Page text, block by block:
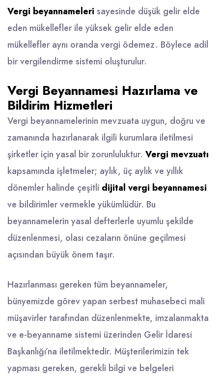
Vergi beyannameleri sayesinde düşük gelir elde
eden mükellefler ile yüksek gelir elde eden
mükellefler aynı oranda vergi ödemez. Böylece adil
bir vergilendirme sistemi oluşturulur.
Vergi Beyannamesi Hazırlama ve
Bildirim Hizmetleri
Vergi beyannamelerinin mevzuata uygun, doğru ve
zamanında hazırlanarak ilgili kurumlara iletilmesi
şirketler için yasal bir zorunluluktur. Vergi mevzuatı
kapsamında işletmeler; aylık, üç aylık ve yıllık
dönemler halinde çeşitli dijital vergi beyannamesi
ve bildirimler vermekle yükümlüdür. Bu
beyannamelerin yasal defterlerle uyumlu şekilde
düzenlenmesi, olası cezaların önüne geçilmesi
açısından büyük önem taşır.
Hazırlanması gereken tüm beyannameler,
bünyemizde görev yapan serbest muhasebeci mali
müşavirler tarafından düzenlenmekte, imzalanmakta
ve e-beyanname sistemi üzerinden Gelir İdaresi
Başkanlığı’na iletilmektedir. Müşterilerimizin tek
yapması gereken, gerekli bilgi ve belgeleri